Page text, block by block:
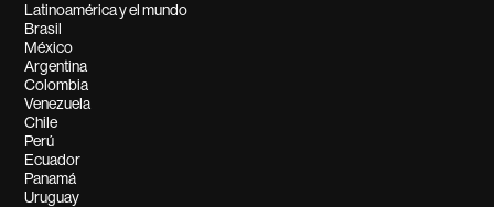
Latinoamérica y el mundo
Brasil
México
Argentina
Colombia
Venezuela
Chile
Perú
Ecuador
Panamá
Uruguay